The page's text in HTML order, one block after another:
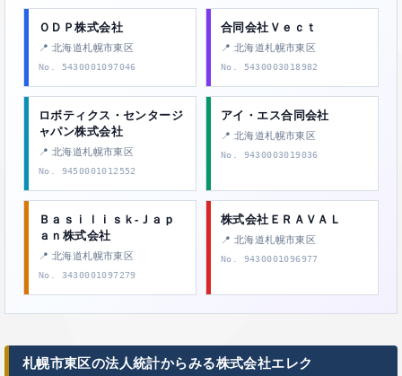
ＯＤＰ株式会社
📍 北海道札幌市東区
No. 5430001097046
合同会社Ｖｅｃｔ
📍 北海道札幌市東区
No. 5430003018982
ロボティクス・センタージ
ャパン株式会社
📍 北海道札幌市東区
No. 9450001012552
アイ・エス合同会社
📍 北海道札幌市東区
No. 9430003019036
Ｂａｓｉｌｉｓｋ‐Ｊａｐ
ａｎ株式会社
📍 北海道札幌市東区
No. 3430001097279
株式会社ＥＲＡＶＡＬ
📍 北海道札幌市東区
No. 9430001096977
札幌市東区の法人統計からみる株式会社エレク